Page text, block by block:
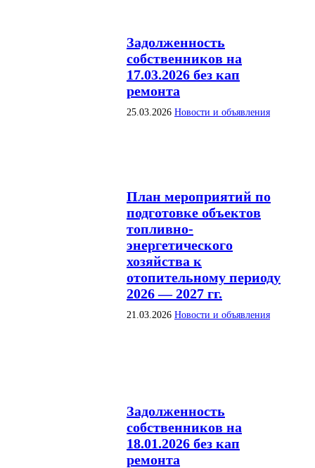
Задолженность
собственников на
17.03.2026 без кап
ремонта
25.03.2026 Новости и объявления
План мероприятий по
подготовке объектов
топливно-
энергетического
хозяйства к
отопительному периоду
2026 — 2027 гг.
21.03.2026 Новости и объявления
Задолженность
собственников на
18.01.2026 без кап
ремонта